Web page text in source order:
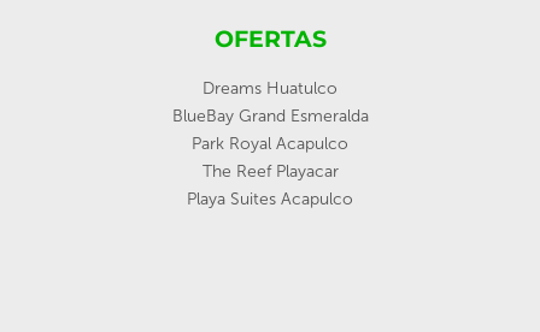
OFERTAS
Dreams Huatulco
BlueBay Grand Esmeralda
Park Royal Acapulco
The Reef Playacar
Playa Suites Acapulco